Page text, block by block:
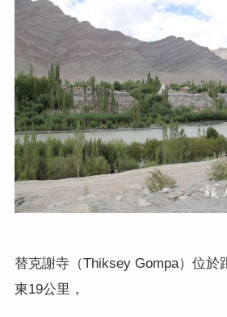
替克謝寺（Thiksey Gompa）位於
東19公里，